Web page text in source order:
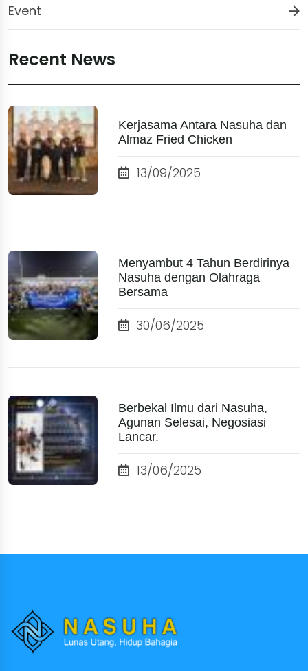
Event
Recent News
Kerjasama Antara Nasuha dan
Almaz Fried Chicken
13/09/2025
Menyambut 4 Tahun Berdirinya
Nasuha dengan Olahraga
Bersama
30/06/2025
Berbekal Ilmu dari Nasuha,
Agunan Selesai, Negosiasi
Lancar.
13/06/2025